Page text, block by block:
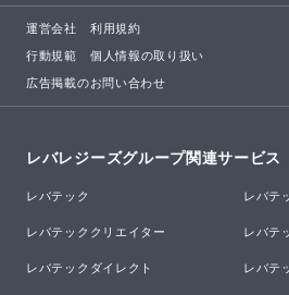
運営会社 利用規約
行動規範 個人情報の取り扱い
広告掲載のお問い合わせ
レバレジーズグループ関連サービス
レバテック レバテ
レバテッククリエイター レバテ
レバテックダイレクト レバテ